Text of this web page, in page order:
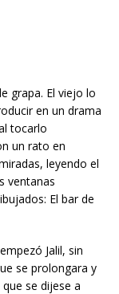
grapa. El viejo lo
en un drama
tocarlo
un rato en
leyendo el
ventanas
El bar de
Jalil, sin
se prolongara y
se dijese a